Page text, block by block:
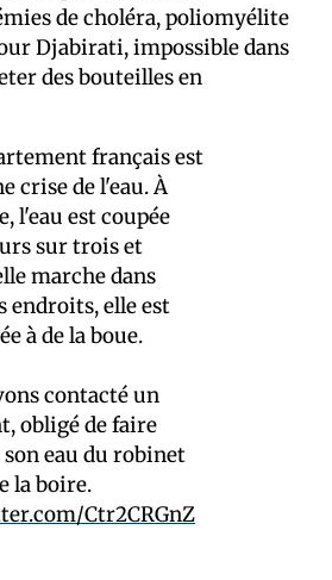
de choléra, poliomyélite
Djabirati, impossible dans
des bouteilles en
français est
crise de l'eau. À
l'eau est coupée
sur trois et
marche dans
endroits, elle est
à de la boue.
contacté un
obligé de faire
eau du robinet
la boire.
Ctr2CRGnZ